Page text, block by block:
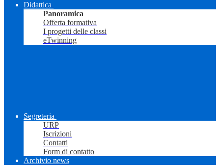
Didattica
Panoramica
Offerta formativa
I progetti delle classi
eTwinning
Segreteria
URP
Iscrizioni
Contatti
Form di contatto
Archivio news